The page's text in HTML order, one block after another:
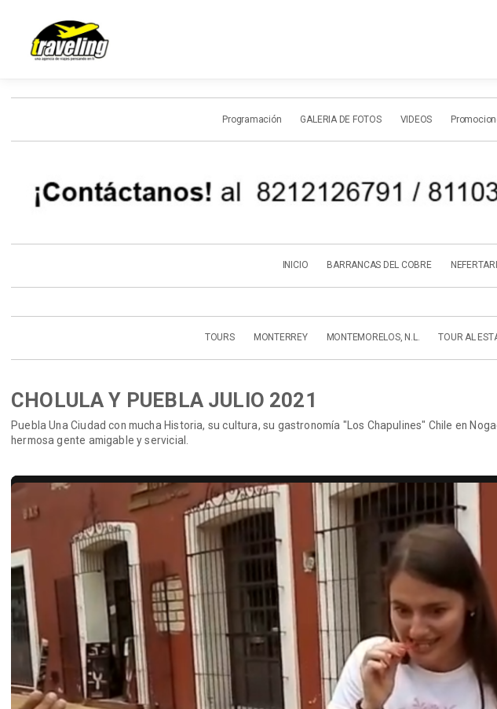
Programación GALERIA DE FOTOS VIDEOS
INICIO BARRANCAS DEL COBRE NEFERTARI
TOURS MONTERREY MONTEMORELOS, N.L. TOUR AL
CHOLULA Y PUEBLA JULIO 2021
Puebla Una Ciudad con mucha Historia, su cultura, su gastronomía "Los Chapulines" Chile en
hermosa gente amigable y servicial.